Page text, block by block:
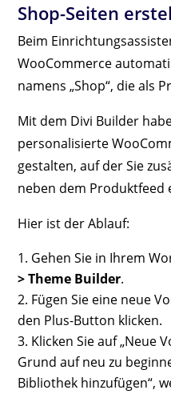
Shop-Seiten
Beim
WooCommerce
namens „Shop“, die als
Mit dem Divi Builder
personalisierte
gestalten, auf der Sie
neben dem Produktfeed
Hier ist der Ablauf:
Gehen Sie in Ihrem
> Theme Builder.
Fügen Sie eine neue
den Plus-Button klicken.
Klicken Sie auf „Neue
Grund auf neu zu
Bibliothek hinzufügen“,